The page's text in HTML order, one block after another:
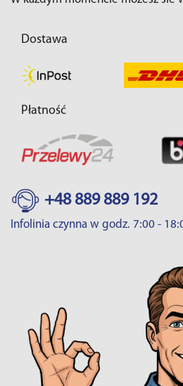
Dostawa
Płatność
+48 889 889 192
Infolinia czynna w godz. 7:00 -